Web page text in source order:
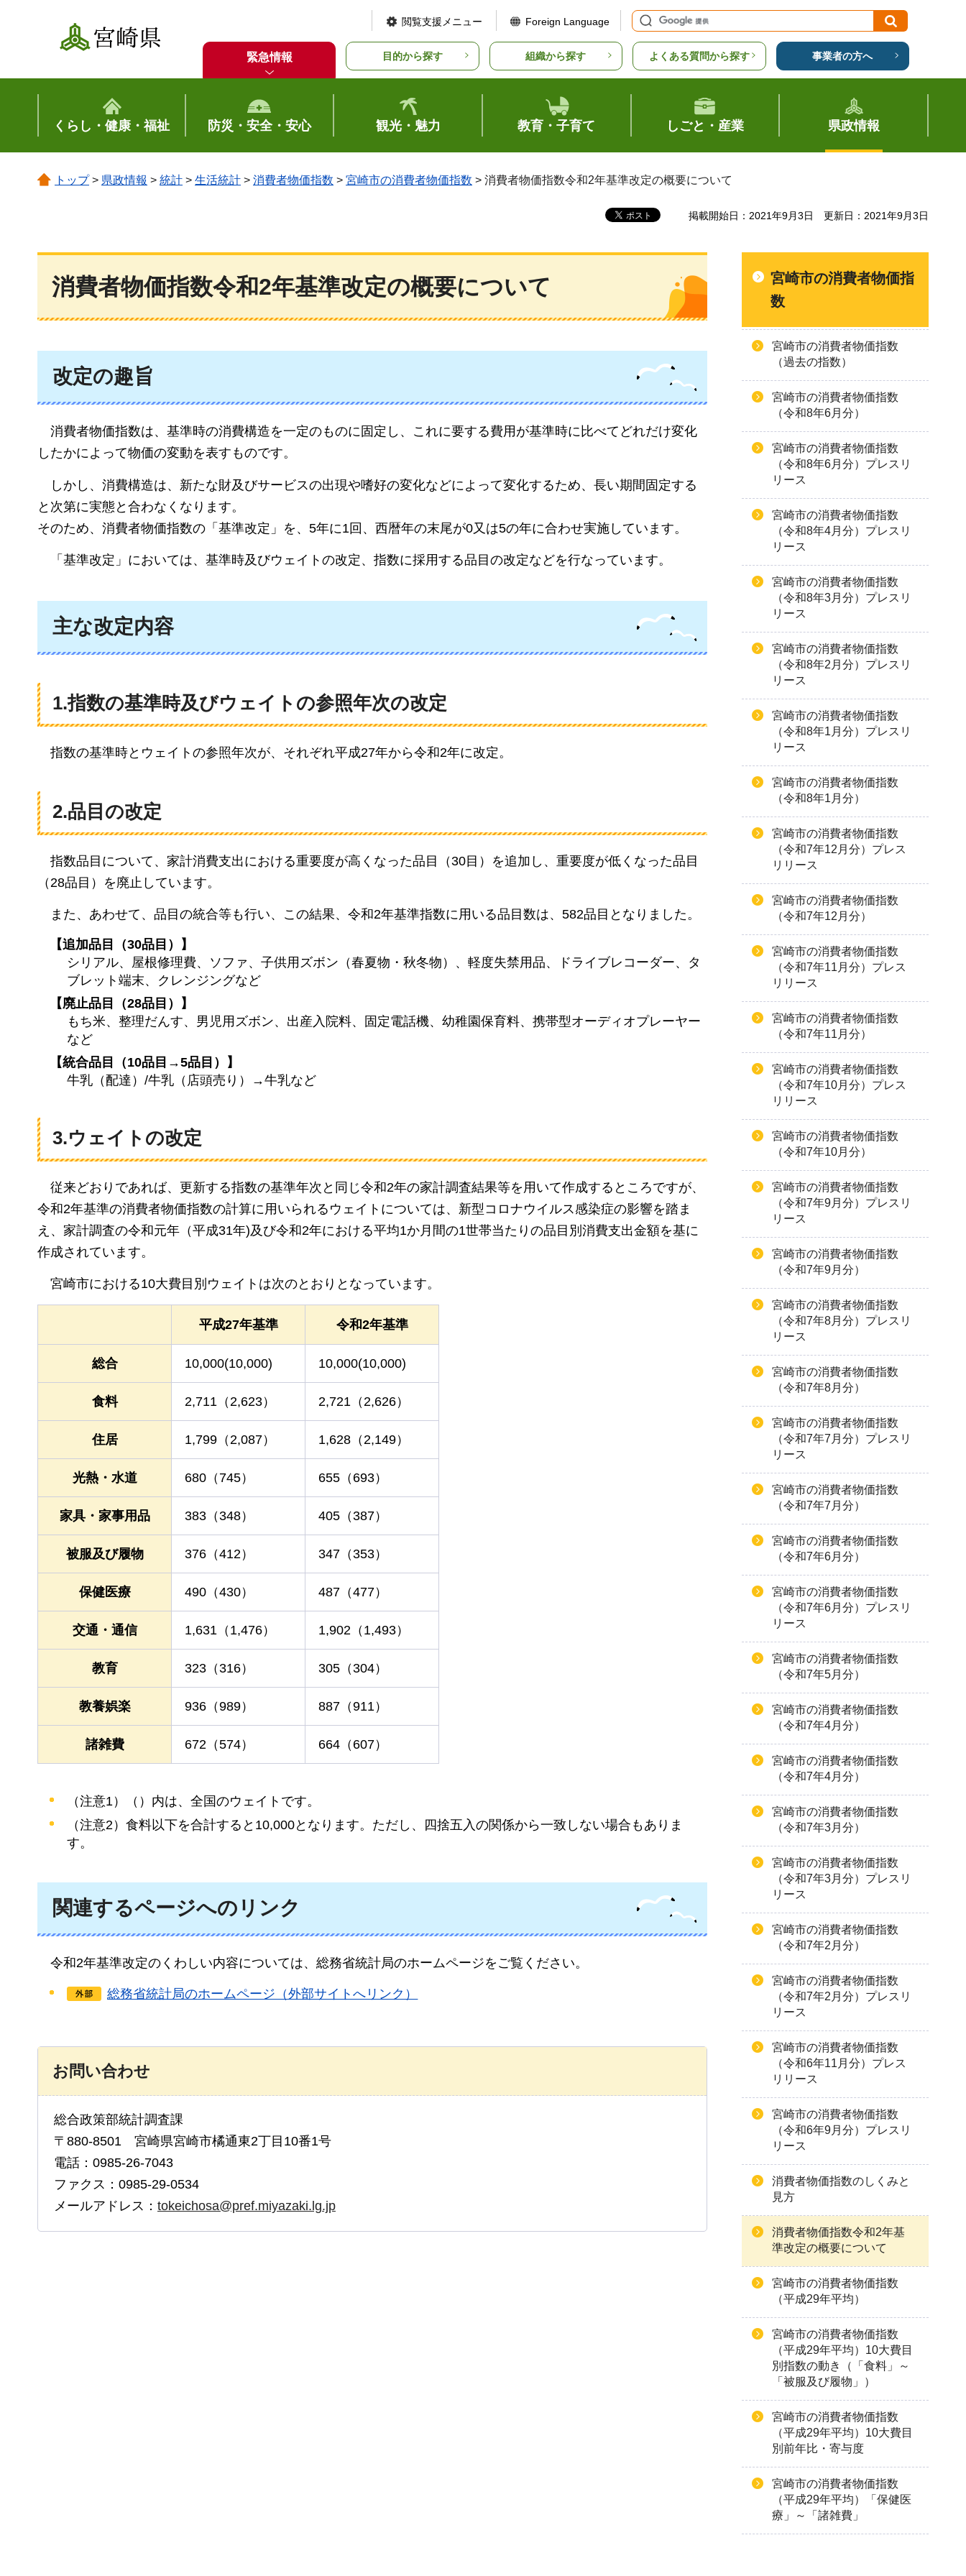
宮崎県
閲覧支援メニュー Foreign Language
緊急情報 目的から探す 組織から探す よくある質問から探す 事業者の方へ
くらし・健康・福祉 防災・安全・安心 観光・魅力 教育・子育て しごと・産業 県政情報
トップ> 県政情報 > 統計 > 生活統計 > 消費者物価指数 > 宮崎市の消費者物価指数 > 消費者物価指数令和2年基準改定の概要について
掲載開始日：2021年9月3日 更新日：2021年9月3日
消費者物価指数令和2年基準改定の概要について
改定の趣旨
消費者物価指数は、基準時の消費構造を一定のものに固定し、これに要する費用が基準時に比べてどれだけ変化
したかによって物価の変動を表すものです。
しか し、消費構造は、新たな財及びサービスの出現や嗜好の変化などによって変化するため、長い期間固定する
と次第に実態と合わなくなります。
そのため、消費者物価指数の「基準改定」を、5年に1回、西暦年の末尾が0又は5の年に合わせ実施しています。
「 基準改定」においては、基準時及びウェイトの改定、指数に採用する品目の改定などを行なっています。
主な改定内容
1.指数の基準時及びウェイトの参照年次の改定
指数の基準時とウェイトの参照年次が、それぞれ平成27年から令和2年に改定。
2.品目の改定
指数品目について、家計消費支出における重要度が高くなった品目（30目）を追加し、重要度が低くなった品目
（28品目）を廃止しています。
また、 あわせて、品目の統合等も行い、この結果、令和2年基準指数に用いる品目数は、582品目となりました。
【追加品目（30品目）】
シリアル、屋根修理費、ソファ、子供用ズボン（春夏物・秋冬物）、軽度失禁用品、ドライブレコーダー、タ
ブレット端末、クレンジングなど
【廃止品目（28品目）】
もち米、整理だんす、男児用ズボン、出産入院料、固定電話機、幼稚園保育料、携帯型オーディオプレーヤー
など
【統合品目（10品目→5品目）】
牛乳（配達）/牛乳（店頭売り）→牛乳など
3.ウェイトの改定
従来どおりであれば、更新する指数の基準年次と同じ令和2年の家計調査結果等を用いて作成するところですが、
令和2年基準の消費者物価指数の計算に用いられるウェイトについては、 新型コロナウイルス感染症の影響を踏ま
え、家計調査の令和元年（平成31年)及び令和2年における平均1か月間の1世帯当たりの品目別消費支出金額を基に
作成されています。
宮崎市における10大費目別ウェイトは次のとおりとなっています。
平成27年基準 令和2年基準
総合 10,000(10,000) 10,000(10,000)
食料 2,711（2,623） 2,721（2,626）
住居 1,799（2,087） 1,628（2,149）
光熱・水道 680（745） 655（693）
家具・家事用品 383（348） 405（387）
被服及び履物 376（412） 347（353）
保健医療 490（430） 487（477）
交通・通信 1,631（1,476） 1,902（1,493）
教育 323（316） 305（304）
教養娯楽 936（989） 887（911）
諸雑費 672（574） 664（607）
（注意1）（）内は、全国のウェイトです。
（注意2）食料以下を合計すると10,000となります。ただし、四捨五入の関係から一致しない場合もありま
す。
関連するページへのリンク
令和2年基準改定のくわしい内容については、総務省統計局のホームページをご覧ください。
総務省統計局のホームページ（外部サイトへリンク）
お問い合わせ
総合政策部統計調査課
〒880-8501 宮崎県宮崎市橘通東2丁目10番1号
電話：0985-26-7043
ファクス：0985-29-0534
メールアドレス： tokeichosa@pref.miyazaki.lg.jp
宮崎市の消費者物価指
数
宮崎市の消費者物価指数
（過去の指数）
宮崎市の消費者物価指数
（令和8年6月分）
宮崎市の消費者物価指数
（令和8年6月分）プレスリ
リース
宮崎市の消費者物価指数
（令和8年4月分）プレスリ
リース
宮崎市の消費者物価指数
（令和8年3月分）プレスリ
リース
宮崎市の消費者物価指数
（令和8年2月分）プレスリ
リース
宮崎市の消費者物価指数
（令和8年1月分）プレスリ
リース
宮崎市の消費者物価指数
（令和8年1月分）
宮崎市の消費者物価指数
（令和7年12月分）プレス
リリース
宮崎市の消費者物価指数
（令和7年12月分）
宮崎市の消費者物価指数
（令和7年11月分）プレス
リリース
宮崎市の消費者物価指数
（令和7年11月分）
宮崎市の消費者物価指数
（令和7年10月分）プレス
リリース
宮崎市の消費者物価指数
（令和7年10月分）
宮崎市の消費者物価指数
（令和7年9月分）プレスリ
リース
宮崎市の消費者物価指数
（令和7年9月分）
宮崎市の消費者物価指数
（令和7年8月分）プレスリ
リース
宮崎市の消費者物価指数
（令和7年8月分）
宮崎市の消費者物価指数
（令和7年7月分）プレスリ
リース
宮崎市の消費者物価指数
（令和7年7月分）
宮崎市の消費者物価指数
（令和7年6月分）
宮崎市の消費者物価指数
（令和7年6月分）プレスリ
リース
宮崎市の消費者物価指数
（令和7年5月分）
宮崎市の消費者物価指数
（令和7年4月分）
宮崎市の消費者物価指数
（令和7年4月分）
宮崎市の消費者物価指数
（令和7年3月分）
宮崎市の消費者物価指数
（令和7年3月分）プレスリ
リース
宮崎市の消費者物価指数
（令和7年2月分）
宮崎市の消費者物価指数
（令和7年2月分）プレスリ
リース
宮崎市の消費者物価指数
（令和6年11月分）プレス
リリース
宮崎市の消費者物価指数
（令和6年9月分）プレスリ
リース
消費者物価指数のしくみと
見方
消費者物価指数令和2年基
準改定の概要について
宮崎市の消費者物価指数
（平成29年平均）
宮崎市の消費者物価指数
（平成29年平均）10大費目
別指数の動き（「食料」～
「被服及び履物」）
宮崎市の消費者物価指数
（平成29年平均）10大費目
別前年比・寄与度
宮崎市の消費者物価指数
（平成29年平均）「保健医
療」～「諸雑費」